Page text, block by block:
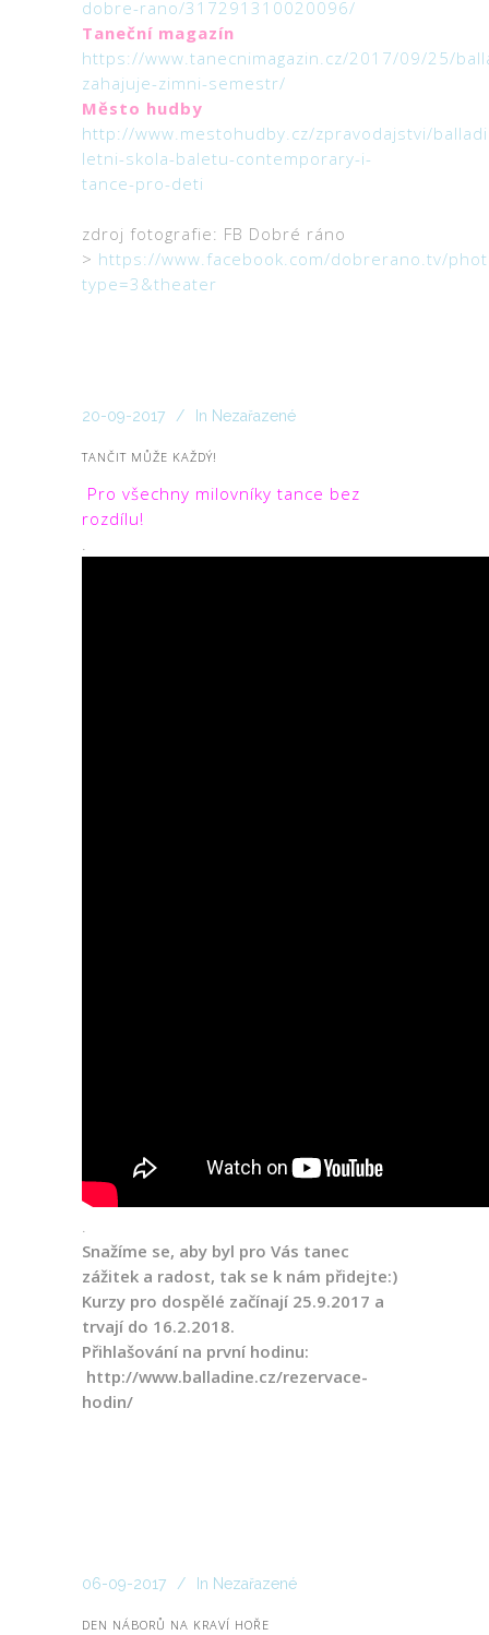
dobre-rano/317291310020096/
Taneční magazín
https://www.tanecnimagazin.cz/2017/09/25/
zahajuje-zimni-semestr/
Město hudby
http://www.mestohudby.cz/zpravodajstvi/
letni-skola-baletu-contemporary-i-
tance-pro-deti
zdroj fotografie: FB Dobré ráno
> https://www.facebook.com/dobrerano.tv/
type=3&theater
20-09-2017 In Nezařazené
TANČIT MŮŽE KAŽDÝ!
Pro všechny milovníky tance bez
rozdílu!
.
.
Snažíme se, aby byl pro Vás tanec
zážitek a radost, tak se k nám přidejte:)
Kurzy pro dospělé začínají 25.9.2017 a
trvají do 16.2.2018.
Přihlašování na první hodinu:
http://www.balladine.cz/rezervace-
hodin/
06-09-2017 In Nezařazené
DEN NÁBORŮ NA KRAVÍ HOŘE